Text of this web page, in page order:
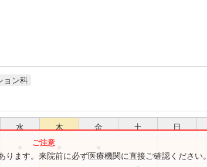
ョン科
水 木 金 土 日
ます。来院前に必ず医療機関に直接ご確認ください。